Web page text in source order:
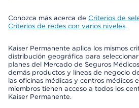
Conozca más acerca de Criterios de
Criterios de redes con varios niveles.
Kaiser Permanente aplica los mismos
distribución geográfica para
planes del Mercado de Seguros
demás productos y líneas de negocio
las oficinas médicas y centros médicos
miembros tienen acceso a todos los
Kaiser Permanente.